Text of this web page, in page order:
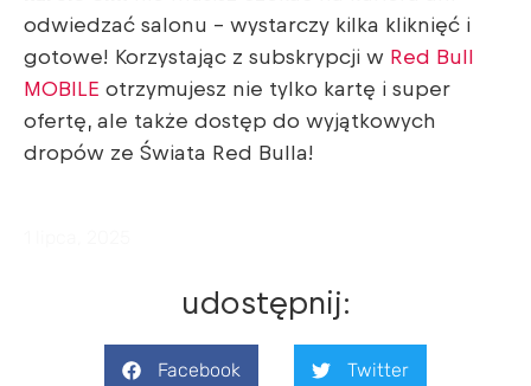
odwiedzać salonu – wystarczy kilka kliknięć i
gotowe! Korzystając z subskrypcji w Red Bull
MOBILE otrzymujesz nie tylko kartę i super
ofertę, ale także dostęp do wyjątkowych
dropów ze Świata Red Bulla!
udostępnij:
Facebook Twitter